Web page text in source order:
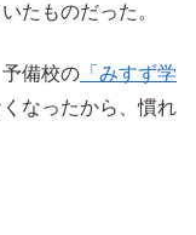
たものだった。
備校の 「みすず学
なったから、慣れ